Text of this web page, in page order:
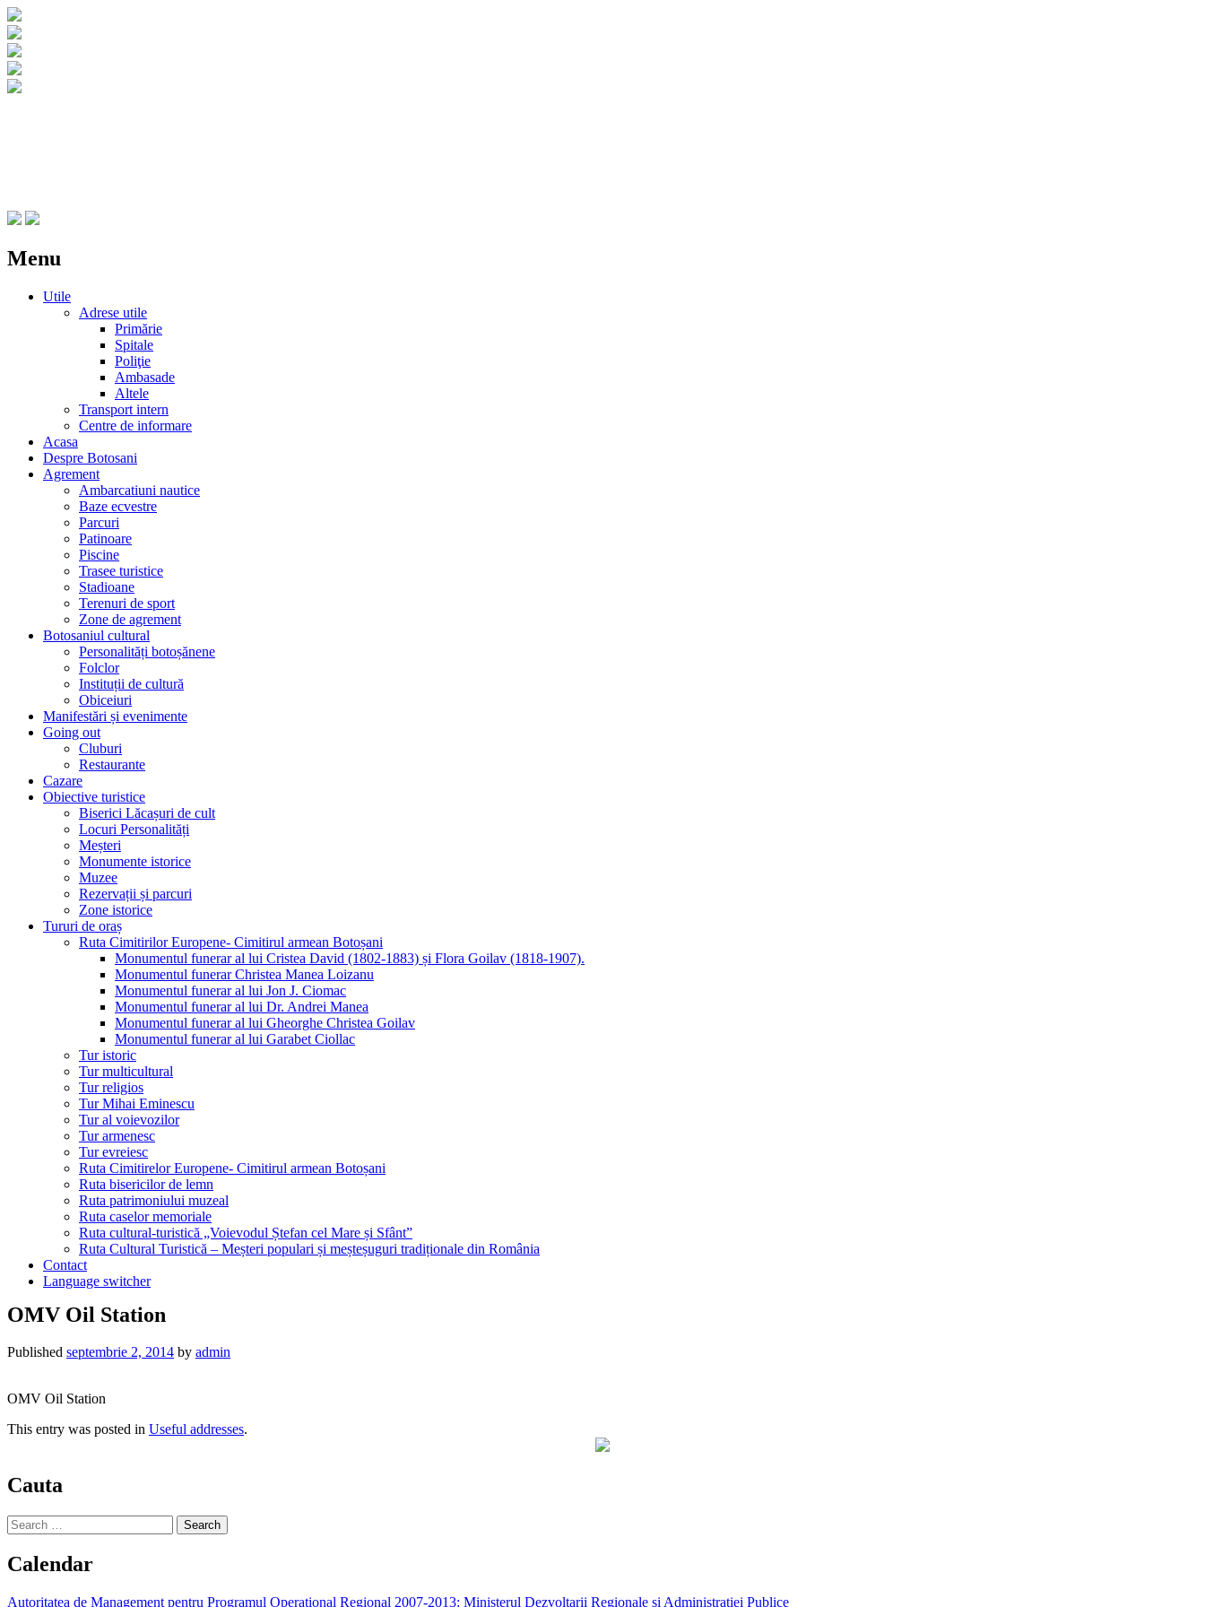
Menu
Skip
Utile
Adrese utile
Primărie
Spitale
Poliţie
Ambasade
Altele
Transport intern
Centre de informare
Acasa
Despre Botosani
Agrement
Ambarcatiuni nautice
Baze ecvestre
Parcuri
Patinoare
Piscine
Trasee turistice
Stadioane
Terenuri de sport
Zone de agrement
Botosaniul cultural
Personalități botoșănene
Folclor
Instituții de cultură
Obiceiuri
Manifestări și evenimente
Going out
Cluburi
Restaurante
Cazare
Obiective turistice
Biserici Lăcașuri de cult
Locuri Personalități
Meșteri
Monumente istorice
Muzee
Rezervații și parcuri
Zone istorice
Tururi de oraș
Ruta Cimitirilor Europene- Cimitirul armean Botoșani
Monumentul funerar al lui Cristea David (1802-1883) și Flora Goilav (1818-1907).
Monumentul funerar Christea Manea Loizanu
Monumentul funerar al lui Jon J. Ciomac
Monumentul funerar al lui Dr. Andrei Manea
Monumentul funerar al lui Gheorghe Christea Goilav
Monumentul funerar al lui Garabet Ciollac
Tur istoric
Tur multicultural
Tur religios
Tur Mihai Eminescu
Tur al voievozilor
Tur armenesc
Tur evreiesc
Ruta Cimitirelor Europene- Cimitirul armean Botoșani
Ruta bisericilor de lemn
Ruta patrimoniului muzeal
Ruta caselor memoriale
Ruta cultural-turistică „Voievodul Ștefan cel Mare și Sfânt”
Ruta Cultural Turistică – Meșteri populari și meșteșuguri tradiționale din România
Contact
Language switcher
OMV Oil Station
Published septembrie 2, 2014 by admin
OMV Oil Station
This entry was posted in Useful addresses.
Cauta
Search
for:
Calendar
Autoritatea de Management pentru Programul Operational Regional 2007-2013: Ministerul Dezvoltarii Regionale si Administratiei Publice